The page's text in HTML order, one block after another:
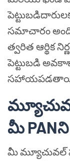
సమాచారం
త్వరిత ఆర్థిక
పెట్టుబడి
మీ
మీ మ్యూచువల్